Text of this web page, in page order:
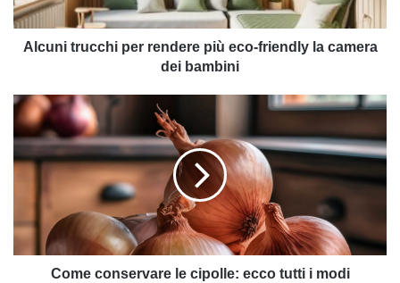
la
camera
deiAlcuni trucchi per rendere più eco-friendly la camera
dei bambini
Come
conservare
le
cipolle:
modi
Come conservare le cipolle: ecco tutti i modi